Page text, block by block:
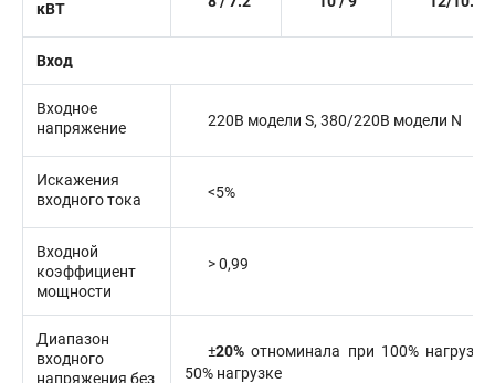
кВТ
Вход
Входное
напряжение
220В модели S, 380/220В модели N
Искажения
входного тока
<5%
Входной
коэффициент
мощности
> 0,99
Диапазон
входного
напряжения без
±20%отноминала при 100%
50% нагрузке